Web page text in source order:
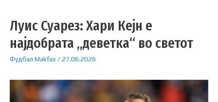
Луис Суарез: Хари Кејн е
најдобрата „деветка“ во светот
Фудбал Makfax /27.06.2026